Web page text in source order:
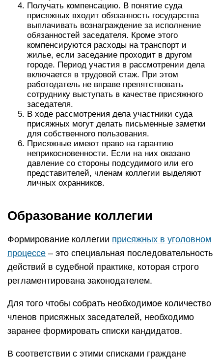
Получать компенсацию. В понятие суда
присяжных входит обязанность государства
выплачивать вознаграждение за исполнение
обязанностей заседателя. Кроме этого
компенсируются расходы на транспорт и
жилье, если заседание проходит в другом
городе. Период участия в рассмотрении дела
включается в трудовой стаж. При этом
работодатель не вправе препятствовать
сотруднику выступать в качестве присяжного
заседателя.
В ходе рассмотрения дела участники суда
присяжных могут делать письменные заметки
для собственного пользования.
Присяжные имеют право на гарантию
неприкосновенности. Если на них оказано
давление со стороны подсудимого или его
представителей, членам коллегии выделяют
личных охранников.
Образование коллегии
Формирование коллегии присяжных в уголовном
процессе – это специальная последовательность
действий в судебной практике, которая строго
регламентирована законодателем.
Для того чтобы собрать необходимое количество
членов присяжных заседателей, необходимо
заранее формировать списки кандидатов.
В соответствии с этими списками граждане